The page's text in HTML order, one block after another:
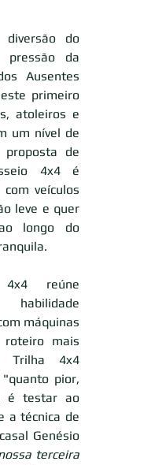
do
pressão da
Ausentes
primeiro
atoleiros e
um nível de
proposta de
4x4 é
veículos
leve e quer
longo do
reúne
máquinas
mais
Trilha 4x4
pior,
é testar ao
a técnica de
Genésio
terceira